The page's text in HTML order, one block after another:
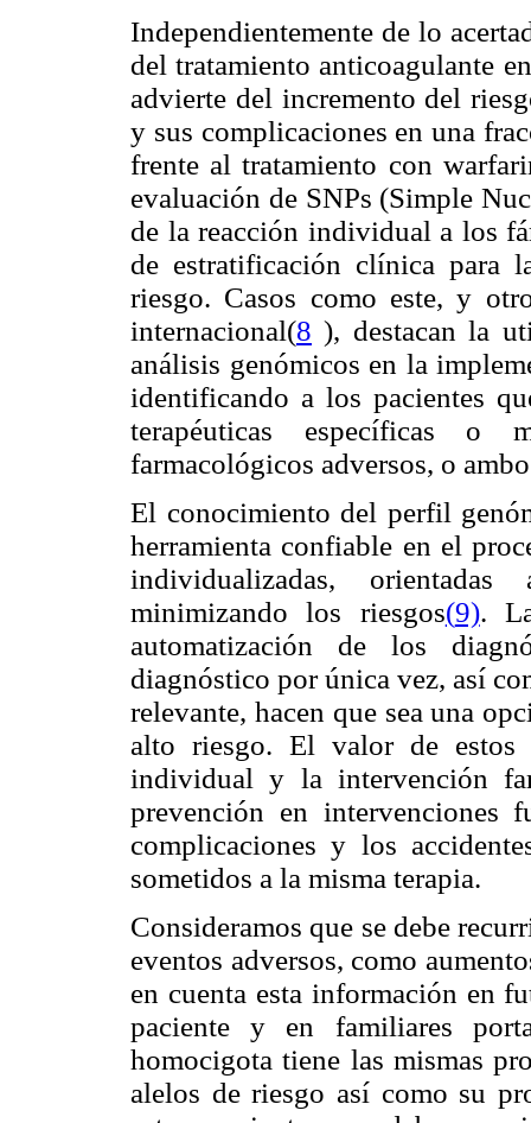
Independientemente de lo
del tratamiento anticoagulante
advierte del incremento del
y sus complicaciones en una
frente al tratamiento con
evaluación de SNPs (Simple
de la reacción individual a los
de estratificación clínica para
riesgo. Casos como este, y
internacional(8 ), destacan la
análisis genómicos en la
identificando a los pacientes
terapéuticas específicas o
farmacológicos adversos, o
El conocimiento del perfil
herramienta confiable en el
individualizadas,
minimizando los riesgos(9).
automatización de los
diagnóstico por única vez, así
relevante, hacen que sea una
alto riesgo. El valor de estos
individual y la intervención
prevención en intervenciones
complicaciones y los
sometidos a la misma terapia.
Consideramos que se debe
eventos adversos, como
en cuenta esta información en
paciente y en familiares
homocigota tiene las mismas
alelos de riesgo así como su